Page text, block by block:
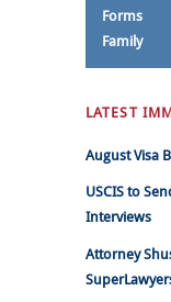
Forms
Family
LATEST
August Visa
USCIS to
Interviews
Attorney